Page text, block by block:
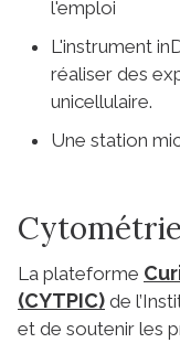
l'emploi
L'instrument
réaliser des
unicellulaire.
Une station
Cytométrie
La plateforme
(CYTPIC) de
et de soutenir les